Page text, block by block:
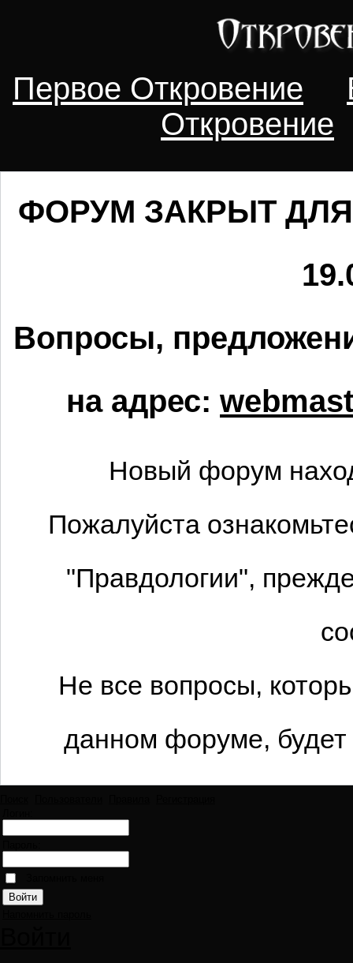
Первое Откровение
Откровение
ФОРУМ ЗАКРЫТ
Вопросы,
на адрес:
Новый форум
Пожалуйста
"Правдологии",
Не все вопросы,
данном форуме,